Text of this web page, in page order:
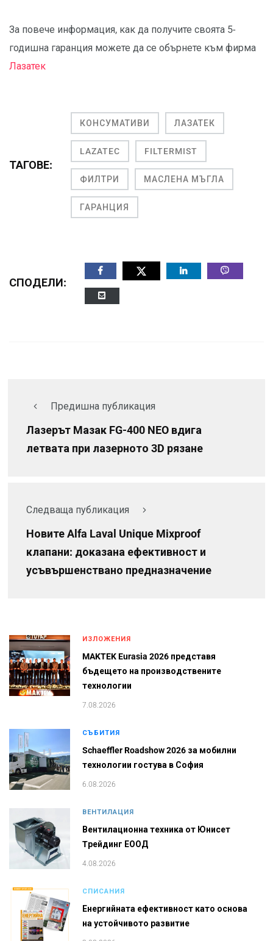
За повече информация, как да получите своята 5-
годишна гаранция можете да се обърнете към фирма
Лазатек
ТАГОВЕ:
КОНСУМАТИВИ ЛАЗАТЕК
LAZATEC FILTERMIST
ФИЛТРИ МАСЛЕНА МЪГЛА
ГАРАНЦИЯ
СПОДЕЛИ:
Предишна публикация
Лазерът Мазак FG-400 NEO вдига
летвата при лазерното 3D рязане
Следваща публикация
Новите Alfa Laval Unique Mixproof
клапани: доказана ефективност и
усъвършенствано предназначение
ИЗЛОЖЕНИЯ
MAKTEK Eurasia 2026 представя
бъдещето на производствените
технологии
7.08.2026
СЪБИТИЯ
Schaeffler Roadshow 2026 за мобилни
технологии гостува в София
6.08.2026
ВЕНТИЛАЦИЯ
Вентилационна техника от Юнисет
Tрейдинг ЕООД
4.08.2026
СПИСАНИЯ
Енергийната ефективност като основа
на устойчивото развитие